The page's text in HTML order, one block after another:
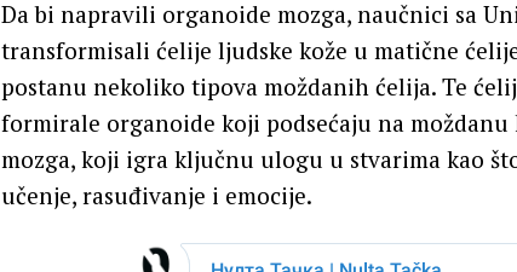
Da bi napravili organoide mozga, naučnici sa
transformisali ćelije ljudske kože u matične
postanu nekoliko tipova moždanih ćelija. Te
formirale organoide koji podsećaju na
mozga, koji igra ključnu ulogu u stvarima kao
učenje, rasuđivanje i emocije.